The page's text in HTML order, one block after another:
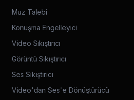
Muz Talebi
Konuşma Engelleyici
Video Sıkıştırıcı
Görüntü Sıkıştırıcı
Ses Sıkıştırıcı
Video'dan Ses'e Dönüştürücü